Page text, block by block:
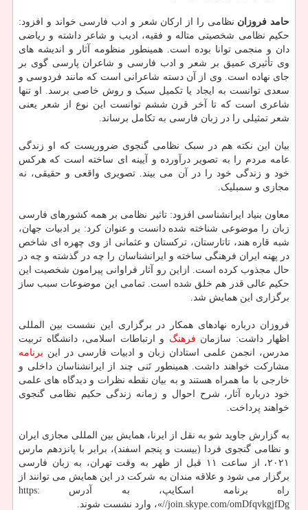
حامد فروزان نظامی را از ارکان شعر و ادب فارسی خواند و افزود:
حکیم نظامی شخصیتی متاله و فقیه، ادیب و شاعر داشته و ریاضی
دان و منجمی توانا بوده است. همینطور منظومه آثار و اندیشه های
وی تأثیری عمیق بر شعر و ادب فارسی و شاعران پارسی گوی بر
جای نهاده است. وی از آن دسته شاعرانی است که مانند فردوسی و
سعدی توانست به ایجاد یا تکمیل سبک و روش خاصی برسد. او تنها
شاعری است که تا آخر قرن ششم توانست این نوع از شعر یعنی
شعر تمثیلی را در زبان فارسی به تکامل برساند.
بیان این نکته هم در سبک نظامی گنجوی ضروریست که او زندگی
عامه مردم را به تصویر درآورده و آیینه ای ساخته است که هرکس
خود و زندگی خود را در آن می بیند. تصویری واقعی و حقیقی، نه
مجازی و سمبلیک.
معاون بنیاد ایرانشناسی افزود: تاثیر نظامی بر همه کشورهای فارسی
زبان را موضوعی شناخته شده دانست و عنوان کرد: بر ادبیات جهان،
شبه قاره هند، تاتارستان، ترکستان و عثمانی از وی چهره ای شاخص
در پهنه ایران فرهنگی ساخته و ایرانشناسان را چه در گذشته و چه در
حال مجذوب کرده است. ازاین رو آثار فراوانی پیرامون شخصیت این
حکیم عالی قدر هم خلق شده است. تمامی این موضوعات سبب ساز
برگزاری این همایش شد.
فروزان درباره نهادهای همکار در برگزاری این نشست بین المللی
اظهار داشت: سازمان فرهنگ و ارتباطات اسلامی، دانشگاه تربیت
مدرس، انجمن علمی استادان زبان و ادبیات فارسی در این برنامه
مشارکت خواهند داشت. همینطور تَنی چند از ایرانشناسان داخلی و
خارجی با ما همراه هستند و به بیان نقطه نظرات و دیدگاه های علمی
خود درباره آثار، شرح احوال و زمانه زندگی حکیم نظامی گنجوی
خواهند پرداخت.
به گزارش جاوید شو به نقل از ایرنا، همایش بین المللی مجازی ایران
و نظامی گنجوی فردا (بیست و پنجم اسفند)، برابر با پانزدهم مارس
۲۰۲۱، از ساعت ۱۱ قبل از ظهر به وقت تهران، به زبان فارسی
برگزار می شود و علاقه مندان به شرکت در این همایش می توانند از
راه برنامه اسکایپ، به آدرس https:
//join.skype.com/omDfqvkgjfDg»، وارد نشست شوند.